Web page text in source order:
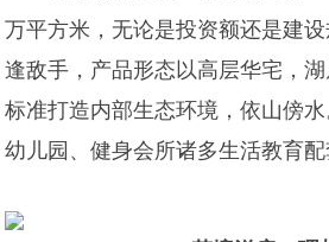
万平方米，无论是投资额还是建
逢敌手，产品形态以高层华宅，
标准打造内部生态环境，依山傍水
幼儿园、健身会所诸多生活教育配